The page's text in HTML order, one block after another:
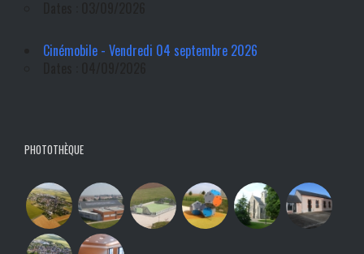
Cinémobile - Vendredi 04 septembre 2026
PHOTOTHÈQUE